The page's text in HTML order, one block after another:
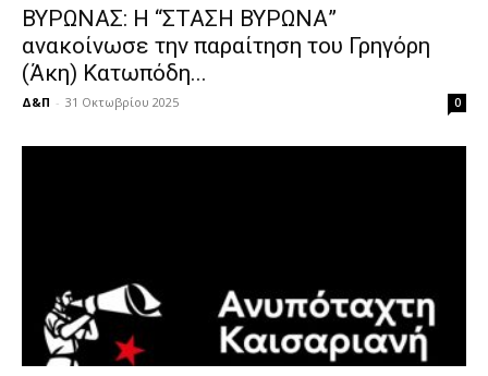
pornΒΥΡΩΝΑΣ: Η “ΣΤΑΣΗ ΒΥΡΩΝΑ”
ανακοίνωσε την παραίτηση του Γρηγόρη
(Άκη) Κατωπόδη...
Δ&Π - 31 Οκτωβρίου 2025 0